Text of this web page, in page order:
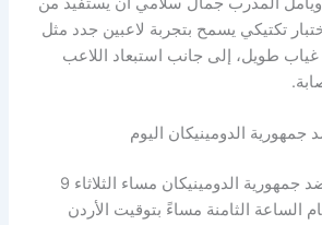
تكتيكي يسمح بتجربة لاعبين جدد مثل
غياب طويل، إلى جانب استبعاد اللاعب
جمهورية الدومينيكان اليوم
تنطلق مباراة الأردن ضد جمهورية الدومينيكان مساء الثلاثاء 9
في تمام الساعة الثامنة مساءً بتوقيت الأردن